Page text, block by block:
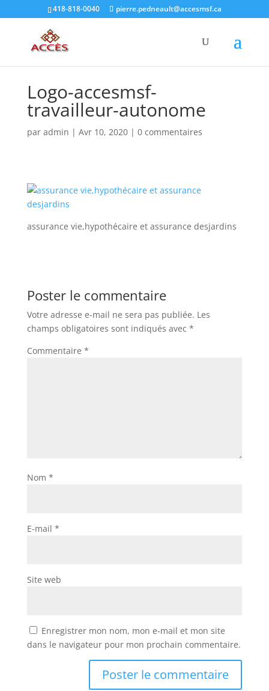
418-818-0040 pierre.pedneault@accesmsf.ca
Logo-accesmsf-
travailleur-autonome
par admin | Avr 10, 2020| 0 commentaires
assurance vie,hypothécaire et assurance desjardins
Poster le commentaire
Votre adresse e-mail ne sera pas publiée. Les
champs obligatoires sont indiqués avec *
Commentaire *
Nom *
E-mail *
Site web
Enregistrer mon nom, mon e-mail et mon site
dans le navigateur pour mon prochain commentaire.